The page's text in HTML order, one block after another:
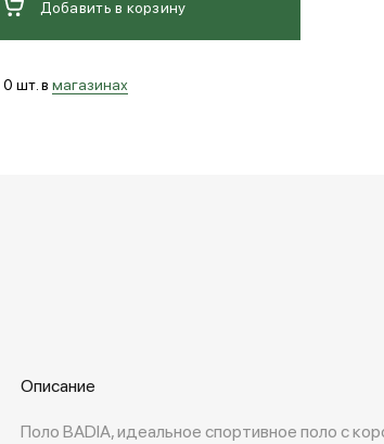
Добавить в корзину
0 шт. в магазинах
Описание
Поло BADIA, идеальное спортивное поло с